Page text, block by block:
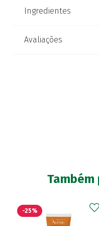
Ingredientes
Avaliações
-25%